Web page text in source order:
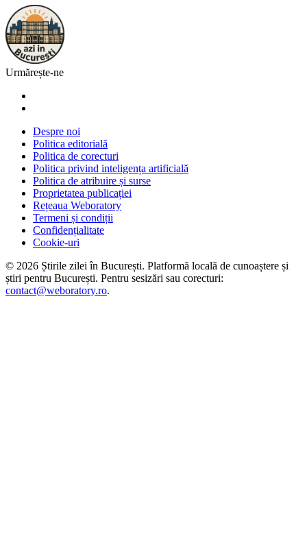
Urmărește-ne
Despre noi
Politica editorială
Politica de corecturi
Politica privind inteligența artificială
Politica de atribuire și surse
Proprietatea publicației
Rețeaua Weboratory
Termeni și condiții
Confidențialitate
Cookie-uri
© 2026 Știrile zilei în București. Platformă locală de cunoaștere și
știri pentru București. Pentru sesizări sau corecturi:
contact@weboratory.ro.